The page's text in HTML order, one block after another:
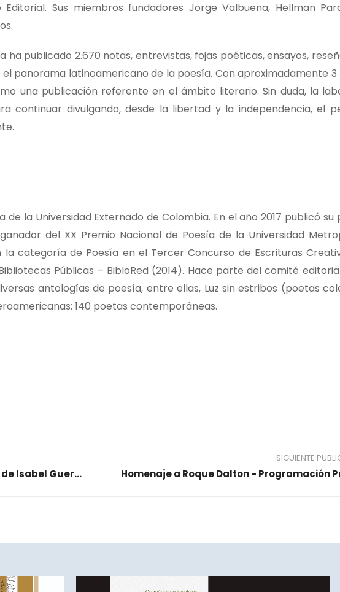
Sus miembros fundadores Jorge Valbuena, Hellman
ha publicado 2.670 notas, entrevistas, fojas poéticas, ensayos,
panorama latinoamericano de la poesía. Con aproximadamente 3
una publicación referente en el ámbito literario. Sin duda, la
continuar divulgando, desde la libertad y la independencia, el
de la Universidad Externado de Colombia. En el año 2017 publicó
del XX Premio Nacional de Poesía de la Universidad
la categoría de Poesía en el Tercer Concurso de Escrituras
Públicas – BibloRed (2014). Hace parte del comité
antologías de poesía, entre ellas, Luz sin estribos (poetas
140 poetas contemporáneas.
Reseña y poemas de “SEOL”, libro de Isabel Guerrero
SIGUIENTE